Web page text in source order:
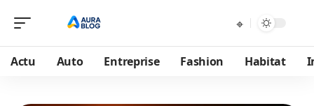
Actu Auto Entreprise Fashion Habitat